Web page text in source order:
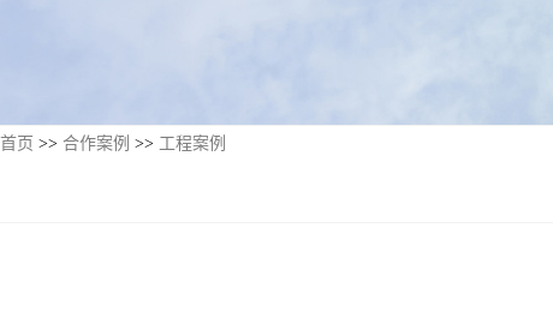
首页 >> 合作案例 >> 工程案例